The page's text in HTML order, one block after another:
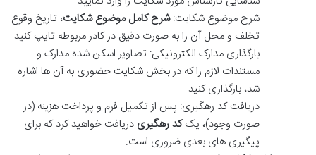
شرح موضوع شکایت:شرح کامل موضوع شکایت، تاریخ وقوع
تخلف و محل آن را به صورت دقیق در کادر مربوطه تایپ کنید.
بارگذاری مدارک الکترونیکی: تصاویر اسکن شده مدارک و
مستندات لازم را که در بخش شکایت حضوری به آن ها اشاره
شد، بارگذاری کنید.
دریافت کد رهگیری: پس از تکمیل فرم و پرداخت هزینه (در
صورت وجود)، یککد رهگیری دریافت خواهید کرد که برای
پیگیری های بعدی ضروری است.